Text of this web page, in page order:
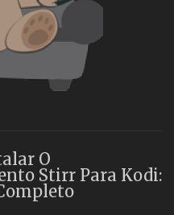
O
Stirr Para Kodi: